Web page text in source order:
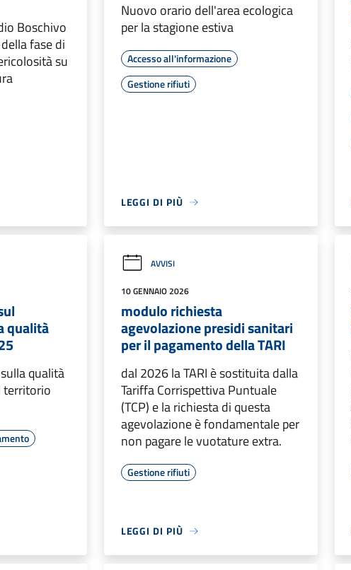
Boschivo
fase di
su
Nuovo orario dell'area ecologica
per la stagione estiva
Accesso all'informazione
Gestione rifiuti
LEGGI DI PIÙ
qualità
qualità
territorio
AVVISI
10 GENNAIO 2026
modulo richiesta
agevolazione presidi sanitari
per il pagamento della TARI
dal 2026 la TARI è sostituita dalla
Tariffa Corrispettiva Puntuale
(TCP) e la richiesta di questa
agevolazione è fondamentale per
non pagare le vuotature extra.
Gestione rifiuti
LEGGI DI PIÙ